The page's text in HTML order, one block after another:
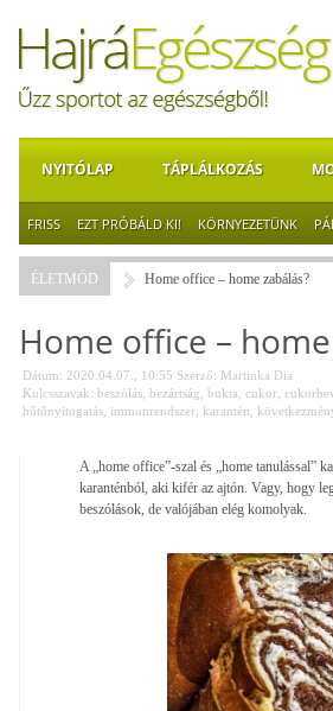
NYITÓLAP TÁPLÁLKOZÁS
FRISS EZT PRÓBÁLD KI! KÖRNYEZETÜNK
ÉLETMÓD Home office – home zabálás?
Home office –
Dátum: 2020.04.07., 10:55 Szerző: Martinka Dia
Kulcsszavak: beszólás bezártság bukta cukor
hűtőnyitogatás immunrendszer karantén
A „home office”-szal és „home tanulással”
karanténból, aki kifér az ajtón. Vagy, hogy
beszólások, de valójában elég komolyak.